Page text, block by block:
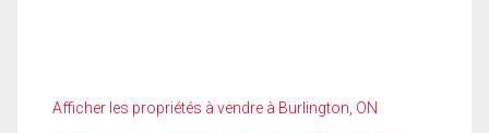
Afficher les propriétés à vendre à Burlington, ON